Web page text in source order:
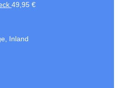
49,95 €
Inland